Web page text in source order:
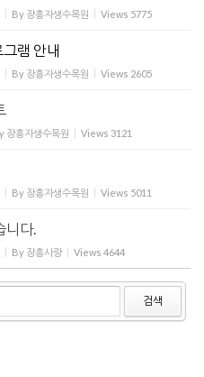
By 장흥자생수목원 Views 5775
램 안내
By 장흥자생수목원 Views 2605
장흥자생수목원 Views 3121
By 장흥자생수목원 Views 5011
니다.
By 장흥사랑 Views 4644
검색